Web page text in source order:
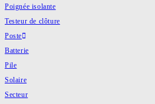
Poignée isolante
Testeur de clôture
Poste
Batterie
Pile
Solaire
Secteur